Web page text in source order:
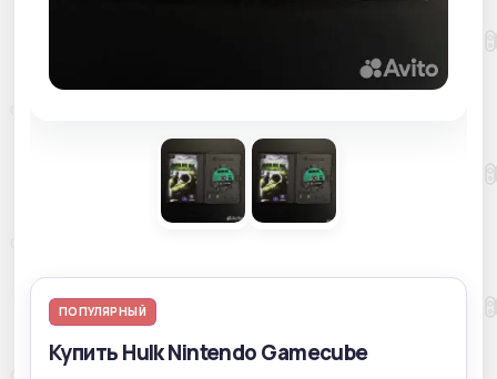
ПОПУЛЯРНЫЙ
Купить Hulk Nintendo Gamecube